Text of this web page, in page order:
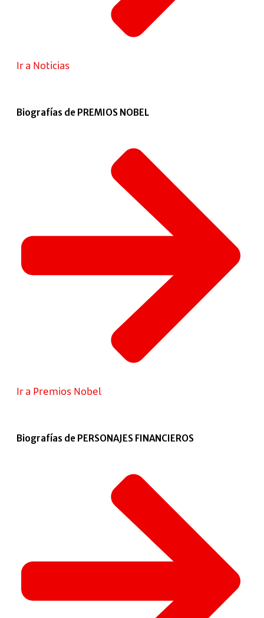
Ir a Noticias
Biografías de PREMIOS NOBEL
Ir a Premios Nobel
Biografías de PERSONAJES FINANCIEROS